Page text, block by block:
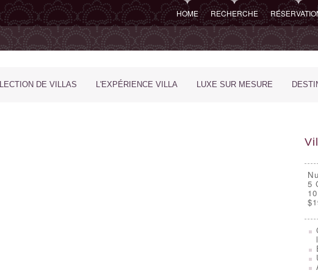
HOME RECHERCHE
DE VILLAS L'EXPÉRIENCE VILLA LUXE SUR MESURE
5